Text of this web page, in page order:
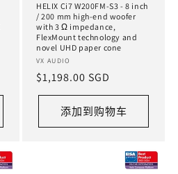
HELIX Ci7 W200FM-S3 - 8 inch
/ 200 mm high-end woofer
with 3 Ω impedance,
FlexMount technology and
novel UHD paper cone
厂
商：
VX AUDIO
常
规
格
$1,198.00 SGD
添加到购物车